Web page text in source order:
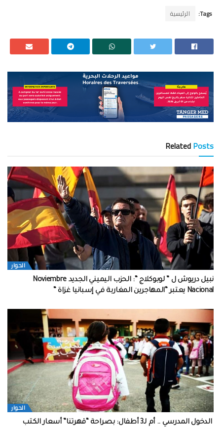
Tags: الرئيسية
RelatedPosts
الحوار
نبيل دريوش ل ” لوبوكلاج “: الحزب اليميني الجديد Noviembre
Nacional يعتبر “المهاجرين المغاربة في إسبانيا غزاة “
الحوار
الدخول المدرسي .. أم لـ3 أطفال: بصراحة “قهرتنا” أسعار الكتب